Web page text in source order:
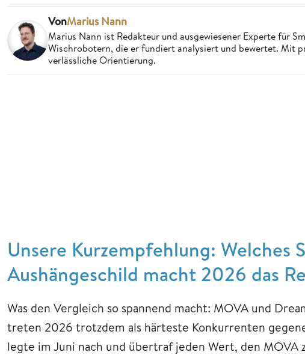
VonMarius Nann
Marius Nann ist Redakteur und ausgewiesener Experte für
Wischrobotern, die er fundiert analysiert und bewertet. Mit
verlässliche Orientierung.
Unsere Kurzempfehlung: Welches
Aushängeschild macht 2026 das
Was den Vergleich so spannend macht: MOVA und
treten 2026 trotzdem als härteste Konkurrenten
legte im Juni nach und übertraf jeden Wert, den